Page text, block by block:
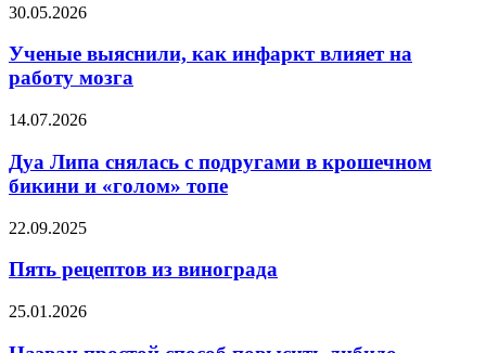
от
секса
Ученые
как
инфаркт
влияет
работу
30.05.2026
Ученые выяснили, как инфаркт влияет на
работу мозга
Дуа
снялась
с
подругами
крошечном
и
топе
14.07.2026
Дуа Липа снялась с подругами в крошечном
бикини и «голом» топе
Пять
из
винограда
22.09.2025
Пять рецептов из винограда
Назван
способ
25.01.2026